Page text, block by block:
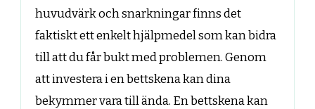
huvudvärk och snarkningar finns det
faktiskt ett enkelt hjälpmedel som kan bidra
till att du får bukt med problemen. Genom
att investera i en bettskena kan dina
bekymmer vara till ända. En bettskena kan